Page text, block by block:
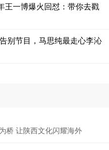
王一博爆火回怼：带你去戳
别节目，马思纯最走心李沁
桥 让陕西文化闪耀海外